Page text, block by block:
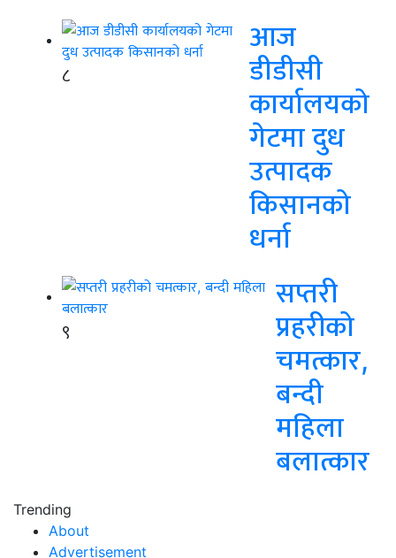
८
आज
डीडीसी
कार्यालयको
गेटमा दुध
उत्पादक
किसानको
धर्ना
९
सप्तरी
प्रहरीको
चमत्कार,
बन्दी
महिला
बलात्कार
Trending
About
Advertisement